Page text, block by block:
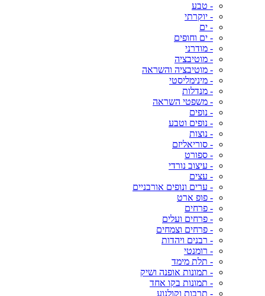
- טבע
- יוקרתי
- ים
- ים וחופים
- מודרני
- מוטיבציה
- מוטיבציה והשראה
- מינימליסטי
- מנדלות
- משפטי השראה
- נופים
- נופים וטבע
- נוצות
- סוריאליזם
- ספורט
- עיצוב נורדי
- עצים
- ערים ונופים אורבניים
- פופ ארט
- פרחים
- פרחים ועלים
- פרחים וצמחים
- רבנים ויהדות
- רומנטי
- תלת מימד
- תמונות אופנה ושיק
- תמונות בקו אחד
- תרבות וקולנוע